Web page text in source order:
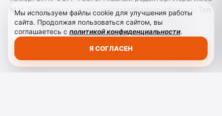
М.И. Электронная почта: lezgigazet@etnomediadag.ru Тел.
гл. редактора: +7 (8722) 66-00-60 Учредитель:
ГОСУДАРСТВЕННОЕ БЮДЖЕТНОЕ УЧРЕЖДЕНИЕ
Мы используем файлы cookie для улучшения работы
сайта. Продолжая пользоваться сайтом, вы
соглашаетесь с политикой конфиденциальности.
Я СОГЛАСЕН